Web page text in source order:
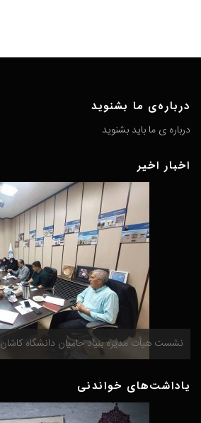
درباره‌ی ما بشنوید
درباره ی ما باید بشنوید
اخبار اخیر
نشست هیأت مدیره بنیاد حامیان دانشگاه کاشان 25 خرداد 1405
یاداشت‌های خواندنی